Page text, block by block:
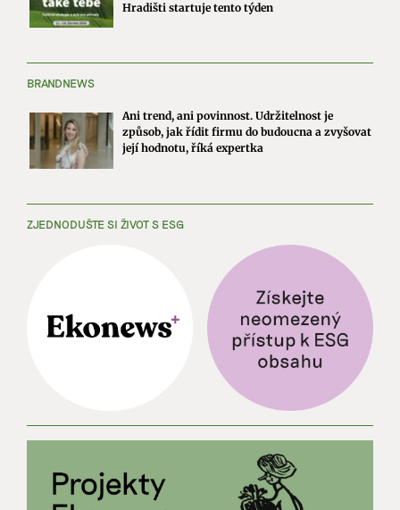
Hradišti startuje tento týden
BRANDNEWS
Ani trend, ani povinnost. Udržitelnost je
způsob, jak řídit firmu do budoucna a zvyšovat
její hodnotu, říká expertka
ZJEDNODUŠTE SI ŽIVOT S ESG